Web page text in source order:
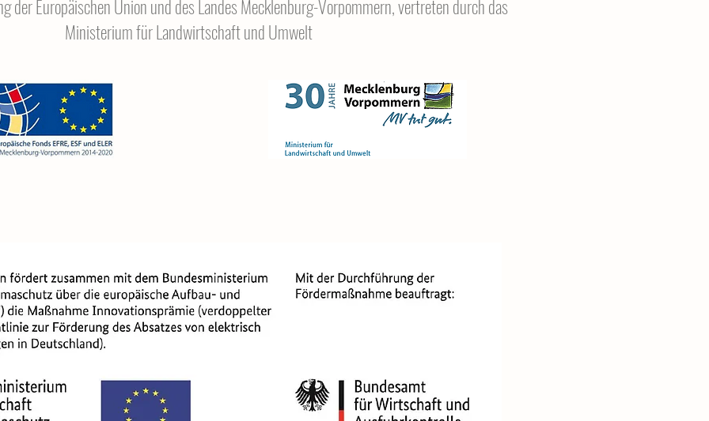
Europäischen Union und des Landes Mecklenburg-Vorpommern, vertreten durch das
Ministerium für Landwirtschaft und Umwelt